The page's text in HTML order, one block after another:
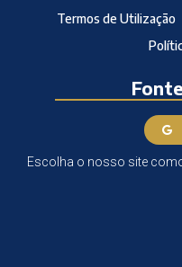
Termos de Utilização
Escolha o nosso site